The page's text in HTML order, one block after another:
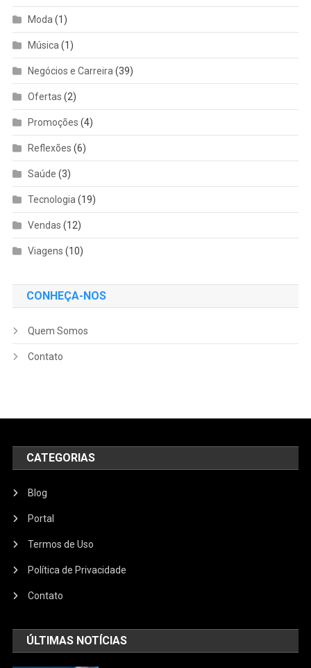
Moda (1)
Música (1)
Negócios e Carreira (39)
Ofertas (2)
Promoções (4)
Reflexões (6)
Saúde (3)
Tecnologia (19)
Vendas (12)
Viagens (10)
CONHEÇA-NOS
Quem Somos
Contato
CATEGORIAS
Blog
Portal
Termos de Uso
Política de Privacidade
Contato
ÚLTIMAS NOTÍCIAS